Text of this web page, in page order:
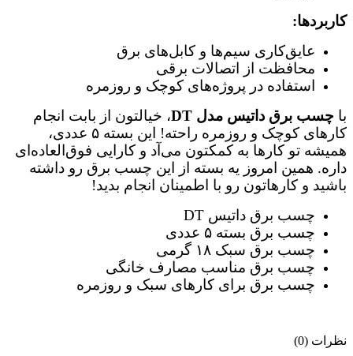
کاربردها:
عایق‌کاری سیم‌ها و کابل‌های برق
محافظت از اتصالات برقی
استفاده در پروژه‌های کوچک و روزمره
با چسب برق داتیس مدل DT
، خیالتون از بابت انجام
کارهای کوچک و روزمره راحته! این بسته ۵ عددی،
همیشه تو کارها به کمکتون می‌آد و کارایی فوق‌العاده‌ای
داره. همین امروز یه بسته از این چسب برق رو داشته
باشید و کارهاتون رو با اطمینان انجام بدید!
چسب برق داتیس DT
چسب برق بسته ۵ عددی
چسب برق سبک ۱۸ گرمی
چسب برق مناسب مصارف خانگی
چسب برق برای کارهای سبک و روزمره
نظرات (0)